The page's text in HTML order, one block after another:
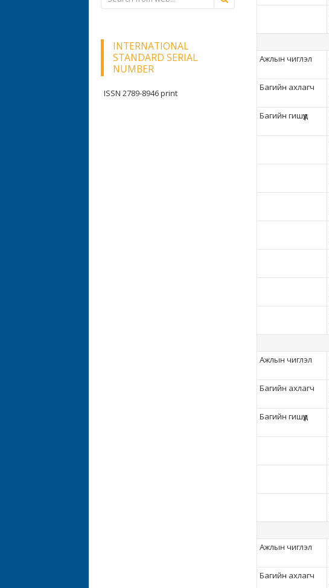
INTERNATIONAL
STANDARD SERIAL
NUMBER
ISSN 2789-8946 print
Ажлын чиглэл
Багийн ахлагч
Багийн гишүүд
Ажлын чиглэл
Багийн ахлагч
Багийн гишүүд
Ажлын чиглэл
Багийн ахлагч